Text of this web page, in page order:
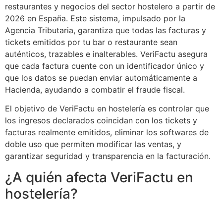
restaurantes y negocios del sector hostelero a partir de
2026 en España. Este sistema, impulsado por la
Agencia Tributaria, garantiza que todas las facturas y
tickets emitidos por tu bar o restaurante sean
auténticos, trazables e inalterables. VeriFactu asegura
que cada factura cuente con un identificador único y
que los datos se puedan enviar automáticamente a
Hacienda, ayudando a combatir el fraude fiscal.
El objetivo de VeriFactu en hostelería es controlar que
los ingresos declarados coincidan con los tickets y
facturas realmente emitidos, eliminar los softwares de
doble uso que permiten modificar las ventas, y
garantizar seguridad y transparencia en la facturación.
¿A quién afecta VeriFactu en
hostelería?